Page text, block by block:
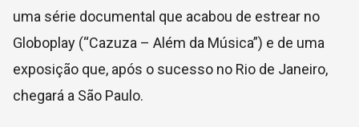
uma série documental que acabou de estrear no
Globoplay (“Cazuza – Além da Música”) e de uma
exposição que, após o sucesso no Rio de Janeiro,
chegará a São Paulo.